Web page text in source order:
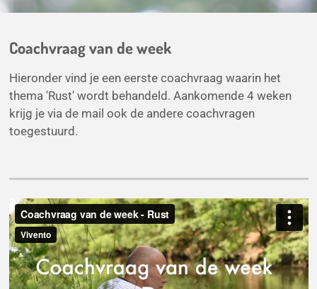
Coachvraag van de week
Hieronder vind je een eerste coachvraag waarin het
thema 'Rust' wordt behandeld. Aankomende 4 weken
krijg je via de mail ook de andere coachvragen
toegestuurd.